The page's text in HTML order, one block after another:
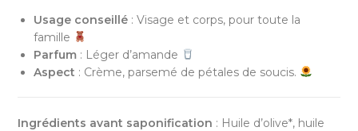
Usage conseillé : Visage et corps, pour toute la
famille
Parfum : Léger d’amande
Aspect : Crème, parsemé de pétales de soucis.
Ingrédients avant saponification : Huile d’olive*, huile